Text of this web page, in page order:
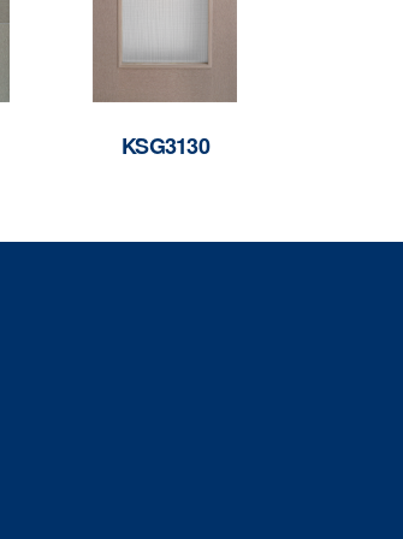
KSG3130